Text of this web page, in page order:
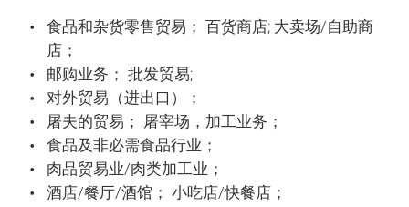
食品和杂货零售贸易； 百货商店; 大卖场/自助商
店；
邮购业务； 批发贸易;
对外贸易（进出口）；
屠夫的贸易； 屠宰场，加工业务；
食品及非必需食品行业；
肉品贸易业/肉类加工业；
酒店/餐厅/酒馆； 小吃店/快餐店；